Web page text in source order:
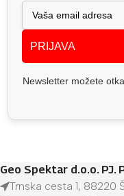
PRIJAVA
Newsletter možete
Geo Spektar d.o.o. PJ.
Trnska cesta 1, 88220